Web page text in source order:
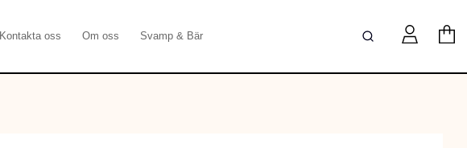
Kontakta oss Om oss Svamp & Bär